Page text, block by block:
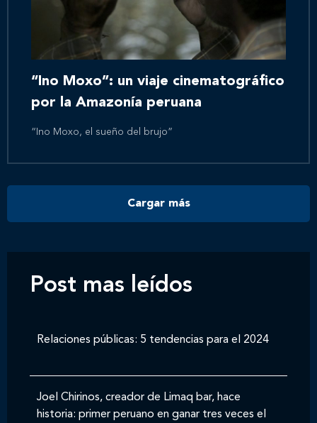
Inicio
Nosotros
Novedades
Contáctanos
“Ino Moxo”: un viaje cinematográfico
por la Amazonía peruana
“Ino Moxo, el sueño del brujo”
Cargar más
Post mas leídos
Relaciones públicas: 5 tendencias para el 2024
Joel Chirinos, creador de Limaq bar, hace
historia: primer peruano en ganar tres veces el